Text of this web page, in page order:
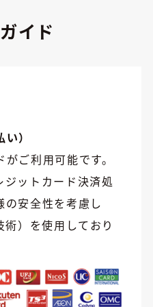
イド
）
ご利用可能です。
ットカード決済処
の安全性を考慮し
）を使用しており